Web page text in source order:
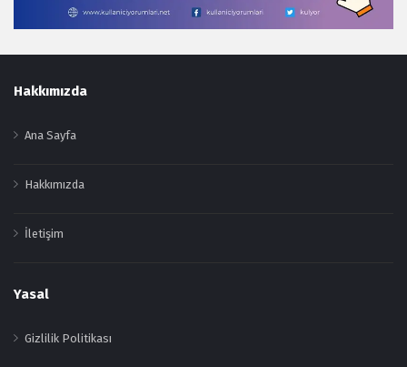
Footer
Hakkımızda
Ana Sayfa
Hakkımızda
İletişim
Yasal
Gizlilik Politikası